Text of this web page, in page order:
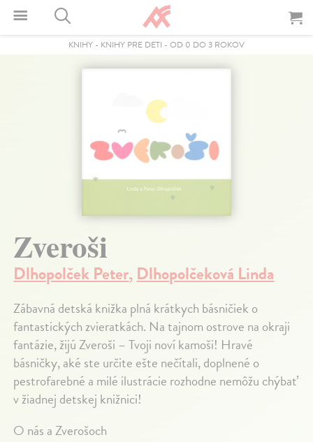
KNIHY - KNIHY PRE DETI - OD 0 DO 3 ROKOV
Zveroši
Dlhopolček Peter,Dlhopolčeková Linda
Zábavná detská knižka plná krátkych básničiek o
fantastických zvieratkách. Na tajnom ostrove na okraji
fantázie, žijú Zveroši – Tvoji noví kamoši! Hravé
básničky, aké ste určite ešte nečítali, doplnené o
pestrofarebné a milé ilustrácie rozhodne nemôžu chýbať
v žiadnej detskej knižnici!
O nás a Zverošoch